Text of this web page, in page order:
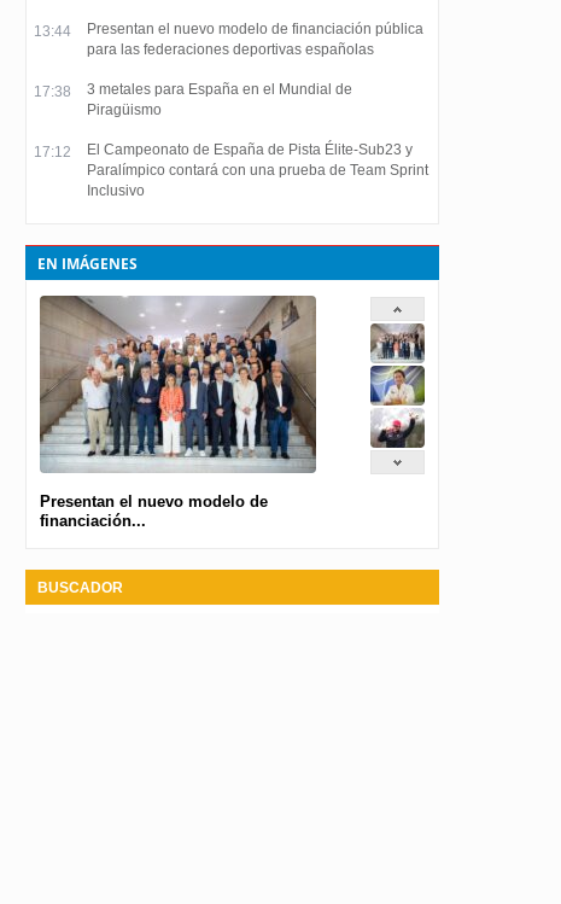
13:44
Presentan el nuevo modelo de financiación pública
para las federaciones deportivas españolas
17:38
3 metales para España en el Mundial de
Piragüismo
17:12
El Campeonato de España de Pista Élite-Sub23 y
Paralímpico contará con una prueba de Team Sprint
Inclusivo
EN IMÁGENES
Presentan el nuevo modelo de
financiación...
BUSCADOR